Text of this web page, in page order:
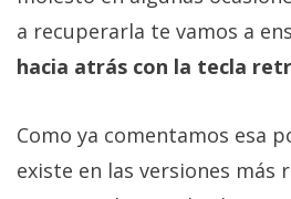
temas
Foros
a recuperarla te vamos a
hacia atrás con la tecla
Como ya comentamos esa
existe en las versiones más